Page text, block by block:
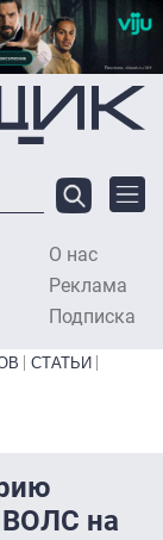
О нас
Реклама
Подписка
СТАТЬИ
ВОЛС на